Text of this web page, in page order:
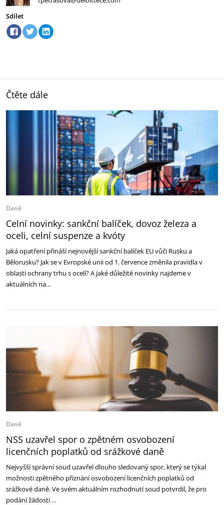
Sdílet
Čtěte dále
Daně
Celní novinky: sankční balíček, dovoz železa a
oceli, celní suspenze a kvóty
Jaká opatření přináší nejnovější sankční balíček EU vůči Rusku a
Bělorusku? Jak se v Evropské unii od 1. července změnila pravidla v
oblasti ochrany trhu s ocelí? A jaké důležité novinky najdeme v
aktuálních na…
Daně
NSS uzavřel spor o zpětném osvobození
licenčních poplatků od srážkové daně
Nejvyšší správní soud uzavřel dlouho sledovaný spor, který se týkal
možnosti zpětného přiznání osvobození licenčních poplatků od
srážkové daně. Ve svém aktuálním rozhodnutí soud potvrdil, že pro
podání žádosti …